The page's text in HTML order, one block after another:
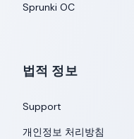
Sprunki OC
법적 정보
Support
개인정보 처리방침